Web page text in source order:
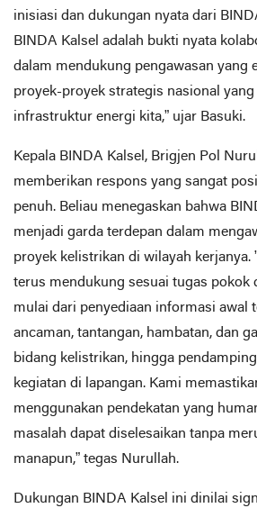
inisiasi dan dukungan nyata dari
BINDA Kalsel adalah bukti nyata
dalam mendukung pengawasan yang
proyek-proyek strategis nasional
infrastruktur energi kita,” ujar Basuki.
​Kepala BINDA Kalsel, Brigjen Pol
memberikan respons yang sangat
penuh. Beliau menegaskan bahwa
menjadi garda terdepan dalam
proyek kelistrikan di wilayah kerjanya.
terus mendukung sesuai tugas pokok
mulai dari penyediaan informasi awal
ancaman, tantangan, hambatan, dan
bidang kelistrikan, hingga
kegiatan di lapangan. Kami
menggunakan pendekatan yang
masalah dapat diselesaikan tanpa
manapun,” tegas Nurullah.
​Dukungan BINDA Kalsel ini dinilai